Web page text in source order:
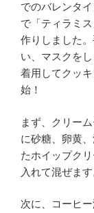
でのバレンタ
で「ティラミ
作りしました
い、マスクをし
着用してクッ
始！
まず、クリー
に砂糖、卵黄
たホイップク
入れて混ぜます
次に、コーヒ